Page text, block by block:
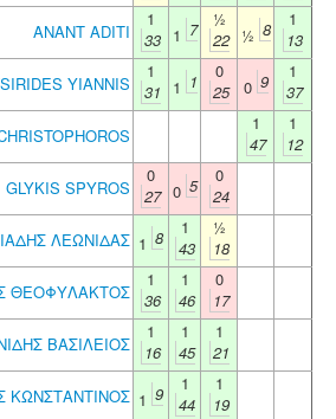
ANANT ADITI
1
33 1 7
½
22
½ 8
1
13
YIANNIS
1
31
1 1
0
25
0 9
1
37
1
47
1
12
GLYKIS SPYROS
0
27 0 5
0
24
ΛΕΩΝΙΔΑΣ 1 8
1
43
½
18
ΘΕΟΦΥΛΑΚΤΟΣ
1
36
1
46
0
17
ΒΑΣΙΛΕΙΟΣ
1
16
1
45
1
21
ΚΩΝΣΤΑΝΤΙΝΟΣ 1 9
1
44
1
19